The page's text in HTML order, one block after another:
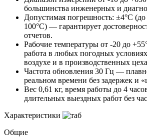
большинства инженерных и
Допустимая погрешность: ±4°C
100°C) — гарантирует
отчетов.
Рабочие температуры от -20 до
работа в любых погодных
воздухе и в производственных
Частота обновления 30 Гц —
реальном времени без задержек и
Вес 0,61 кг, время работы до 4
длительных выездных работ без
Характеристики
Общие